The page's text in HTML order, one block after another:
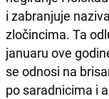
i zabranjuje
zločincima. Ta
januaru ove
se odnosi na
po saradnicima i